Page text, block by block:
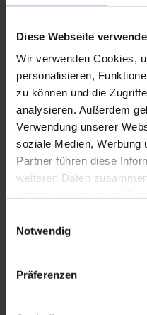
Diese Webseite
Wir verwenden Cookies,
personalisieren,
zu können und die
analysieren. Außerdem
Verwendung unserer
soziale Medien, Werbung
Partner führen diese
weiteren Daten
Cookies, wenn Sie
Notwendig
Präferenzen
TK 45/42/3